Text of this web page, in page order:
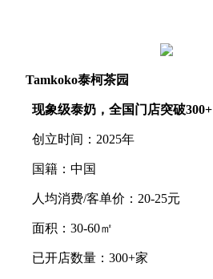
Tamkoko泰柯茶园
现象级泰奶，全国门店突破300+
创立时间：2025年
国籍：中国
人均消费/客单价：20-25元
面积：30-60㎡
已开店数量：300+家